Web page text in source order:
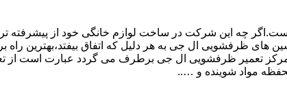
چه این شرکت در ساخت لوازم خانگی خود از پیشرفته
ظرفشویی ال جی به هر دلیل که اتفاق بیفتد،بهترین راه
مرکز تعمیر ظرفشویی ال جی برطرف می گردد عبارت است
مواد شوینده و …..